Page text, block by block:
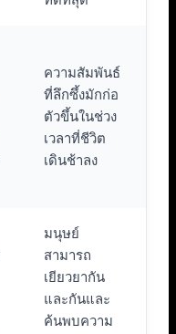
ความสัมพันธ์
ที่ลึกซึ้งมักก่อ
ตัวขึ้นในช่วง
เวลาที่ชีวิต
เดินช้าลง
มนุษย์
สามารถ
เยียวยากัน
และกันและ
ค้นพบความ